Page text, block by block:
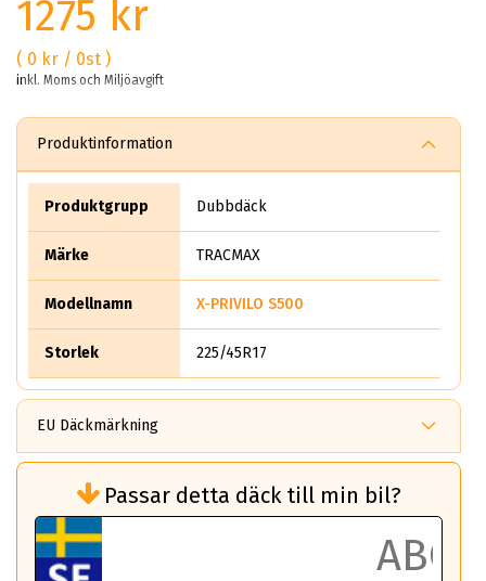
1275 kr
( 0 kr / 0st )
inkl. Moms och Miljöavgift
Produktinformation
Produktgrupp Dubbdäck
Märke TRACMAX
Modellnamn X-PRIVILO S500
Storlek 225/45R17
EU Däckmärkning
bränsleförbrukningen)
Det ska vara en betygsskala från klass A
till G för rullmotstånd.
Ett klass A däck kommer ha 6,5% bättre
Passar detta däck till min bil?